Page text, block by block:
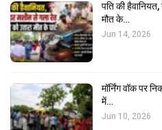
पति की
मौत के…
Jun 14, 2026
मॉर्निंग वॉक पर
में…
Jun 10, 2026